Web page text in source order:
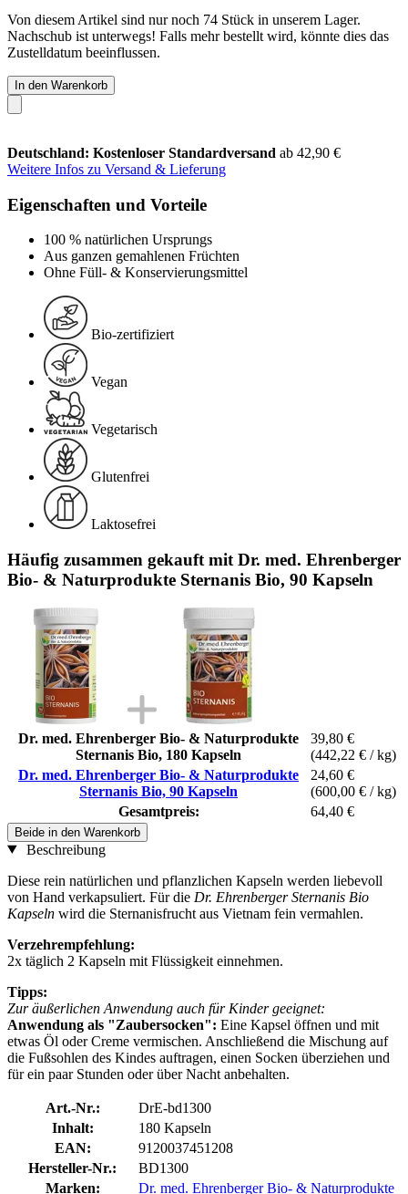
Von diesem Artikel sind nur noch 74 Stück in unserem Lager.
Nachschub ist unterwegs! Falls mehr bestellt wird, könnte dies das
Zustelldatum beeinflussen.
In den Warenkorb
Deutschland: Kostenloser Standardversand ab 42,90 €
Weitere Infos zu Versand & Lieferung
Eigenschaften und Vorteile
100 % natürlichen Ursprungs
Aus ganzen gemahlenen Früchten
Ohne Füll- & Konservierungsmittel
Bio-zertifiziert
Vegan
Vegetarisch
Glutenfrei
Laktosefrei
Häufig zusammen gekauft mit Dr. med. Ehrenberger
Bio- & Naturprodukte Sternanis Bio, 90 Kapseln
Dr. med. Ehrenberger Bio- & Naturprodukte
Sternanis Bio, 180 Kapseln
39,80 €
(442,22 € / kg)
Dr. med. Ehrenberger Bio- & Naturprodukte
Sternanis Bio, 90 Kapseln
24,60 €
(600,00 € / kg)
Gesamtpreis:
64,40 €
Beide in den Warenkorb
Beschreibung
Diese rein natürlichen und pflanzlichen Kapseln werden liebevoll
von Hand verkapsuliert. Für die Dr. Ehrenberger Sternanis Bio
Kapseln wird die Sternanisfrucht aus Vietnam fein vermahlen.
Verzehrempfehlung:
2x täglich 2 Kapseln mit Flüssigkeit einnehmen.
Tipps:
Zur äußerlichen Anwendung auch für Kinder geeignet:
Anwendung als "Zaubersocken": Eine Kapsel öffnen und mit
etwas Öl oder Creme vermischen. Anschließend die Mischung auf
die Fußsohlen des Kindes auftragen, einen Socken überziehen und
für ein paar Stunden oder über Nacht anbehalten.
Art.-Nr.:
DrE-bd1300
Inhalt:
180 Kapseln
EAN:
9120037451208
Hersteller-Nr.:
BD1300
Marken:
Dr. med. Ehrenberger Bio- & Naturprodukte